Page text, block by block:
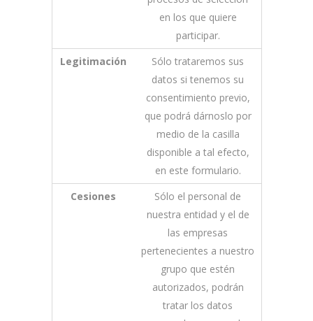
en los que quiere
participar.
Legitimación
Sólo trataremos sus
datos si tenemos su
consentimiento previo,
que podrá dárnoslo por
medio de la casilla
disponible a tal efecto,
en este formulario.
Cesiones
Sólo el personal de
nuestra entidad y el de
las empresas
pertenecientes a nuestro
grupo que estén
autorizados, podrán
tratar los datos